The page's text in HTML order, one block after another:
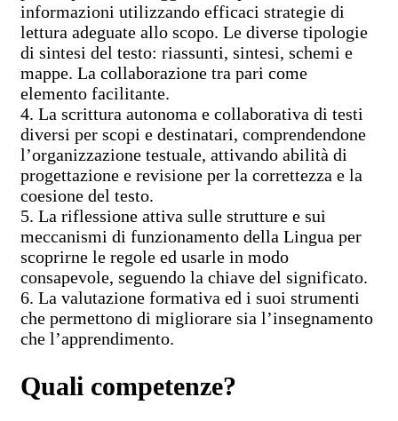
informazioni utilizzando efficaci strategie di
lettura adeguate allo scopo. Le diverse tipologie
di sintesi del testo: riassunti, sintesi, schemi e
mappe. La collaborazione tra pari come
elemento facilitante.
4. La scrittura autonoma e collaborativa di testi
diversi per scopi e destinatari, comprendendone
l’organizzazione testuale, attivando abilità di
progettazione e revisione per la correttezza e la
coesione del testo.
5. La riflessione attiva sulle strutture e sui
meccanismi di funzionamento della Lingua per
scoprirne le regole ed usarle in modo
consapevole, seguendo la chiave del significato.
6. La valutazione formativa ed i suoi strumenti
che permettono di migliorare sia l’insegnamento
che l’apprendimento.
Quali competenze?